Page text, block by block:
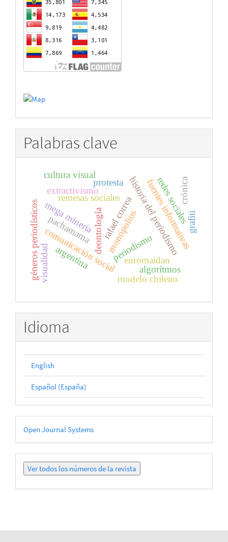
Palabras clave
periodismo
rafael correa
monopolios
comunicación social historia del periodismo
deontología fuentes informativas
géneros periodísticos
remesas sociales
euromaidan
algorítmos
extractivismo
mega mineria
modelo chileno
redes sociales
protesta
visualidad
cultura visual
grafiti
pachamama
argentina
crónica
Idioma
English
Español (España)
Desarrollado
por
Open Journal Systems
Ver
todos